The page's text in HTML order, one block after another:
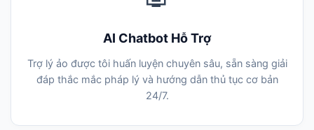
AI Chatbot Hỗ Trợ
Trợ lý ảo được tôi huấn luyện chuyên sâu, sẵn sàng giải
đáp thắc mắc pháp lý và hướng dẫn thủ tục cơ bản
24/7.